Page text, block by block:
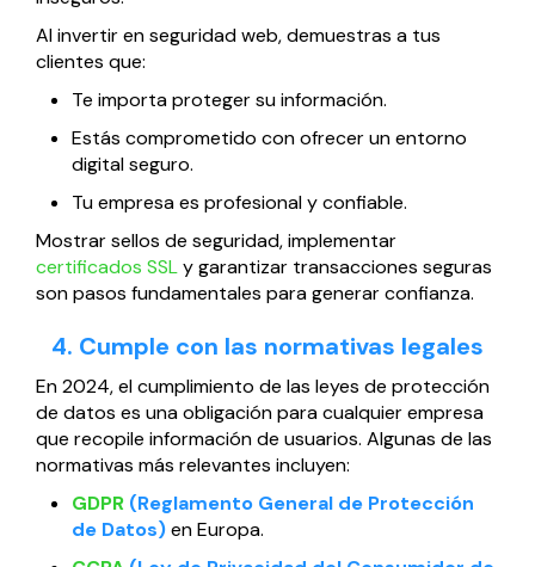
Al invertir en seguridad web, demuestras a tus
clientes que:
Te importa proteger su información.
Estás comprometido con ofrecer un entorno
digital seguro.
Tu empresa es profesional y confiable.
Mostrar sellos de seguridad, implementar
certificados SSLy garantizar transacciones seguras
son pasos fundamentales para generar confianza.
4. Cumple con las normativas legales
En 2024, el cumplimiento de las leyes de protección
de datos es una obligación para cualquier empresa
que recopile información de usuarios. Algunas de las
normativas más relevantes incluyen:
GDPR (Reglamento General de Protección
de Datos)en Europa.